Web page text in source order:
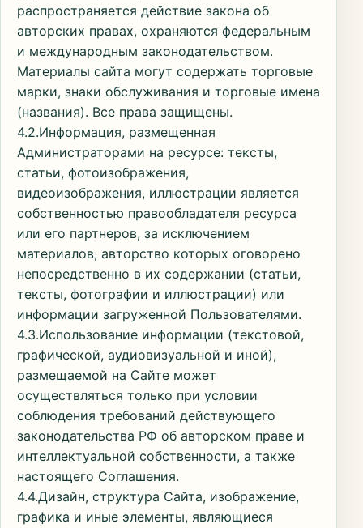
распространяется действие закона об
авторских правах, охраняются федеральным
и международным законодательством.
Материалы сайта могут содержать торговые
марки, знаки обслуживания и торговые имена
(названия). Все права защищены.
4.2.Информация, размещенная
Администраторами на ресурсе: тексты,
статьи, фотоизображения,
видеоизображения, иллюстрации является
собственностью правообладателя ресурса
или его партнеров, за исключением
материалов, авторство которых оговорено
непосредственно в их содержании (статьи,
тексты, фотографии и иллюстрации) или
информации загруженной Пользователями.
4.3.Использование информации (текстовой,
графической, аудиовизуальной и иной),
размещаемой на Сайте может
осуществляться только при условии
соблюдения требований действующего
законодательства РФ об авторском праве и
интеллектуальной собственности, а также
настоящего Соглашения.
4.4.Дизайн, структура Сайта, изображение,
графика и иные элементы, являющиеся